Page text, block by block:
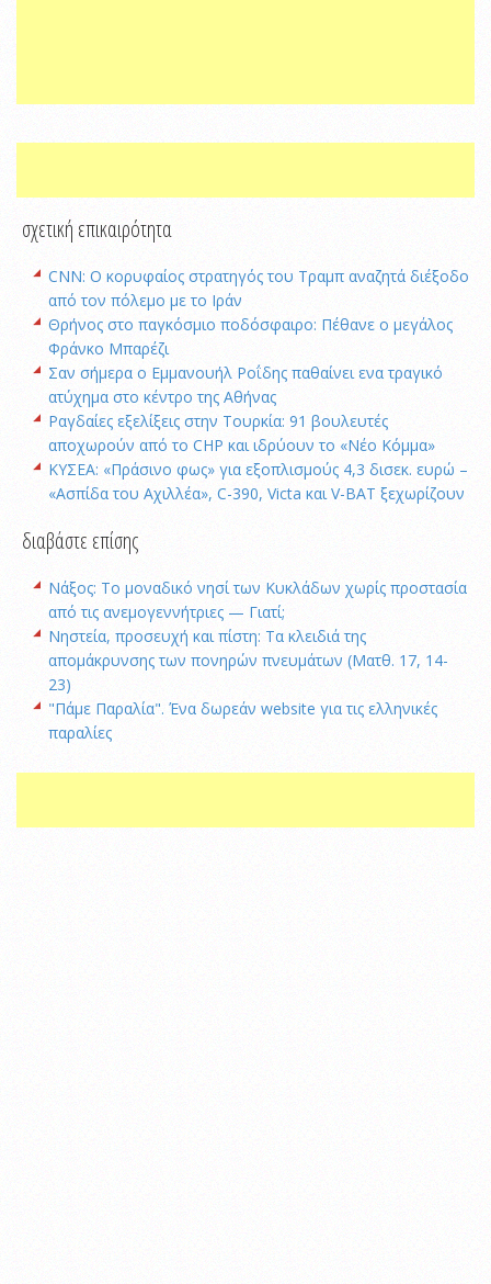
σχετική επικαιρότητα
CNN: Ο κορυφαίος στρατηγός του Τραμπ αναζητά διέξοδο
από τον πόλεμο με το Ιράν
Θρήνος στο παγκόσμιο ποδόσφαιρο: Πέθανε ο μεγάλος
Φράνκο Μπαρέζι
Σαν σήμερα ο Εμμανουήλ Ροΐδης παθαίνει ενα τραγικό
ατύχημα στο κέντρο της Αθήνας
Ραγδαίες εξελίξεις στην Τουρκία: 91 βουλευτές
αποχωρούν από το CHP και ιδρύουν το «Νέο Κόμμα»
ΚΥΣΕΑ: «Πράσινο φως» για εξοπλισμούς 4,3 δισεκ. ευρώ –
«Ασπίδα του Αχιλλέα», C-390, Victa και V-BAT ξεχωρίζουν
διαβάστε επίσης
Νάξος: Το μοναδικό νησί των Κυκλάδων χωρίς προστασία
από τις ανεμογεννήτριες — Γιατί;
Νηστεία, προσευχή και πίστη: Τα κλειδιά της
απομάκρυνσης των πονηρών πνευμάτων (Ματθ. 17, 14-
23)
"Πάμε Παραλία". Ένα δωρεάν website για τις ελληνικές
παραλίες